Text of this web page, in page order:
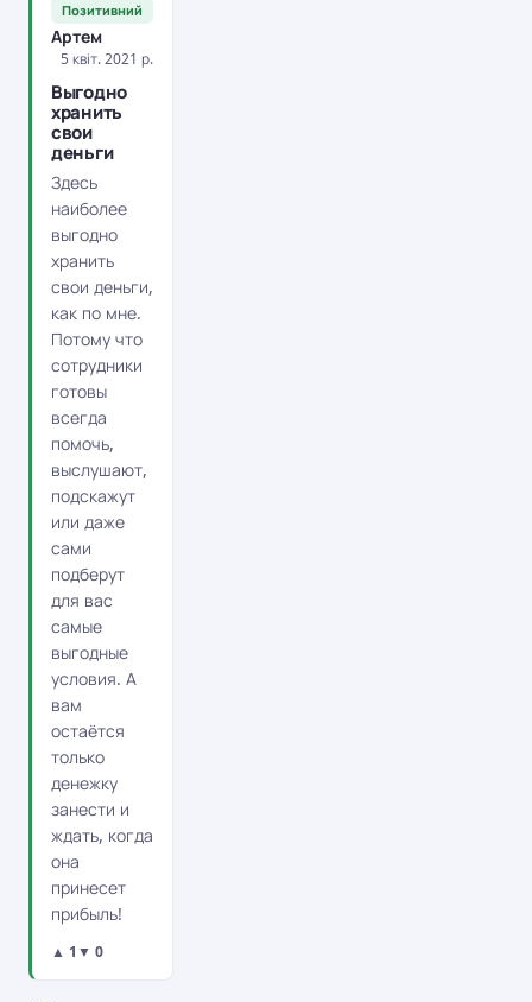
Позитивний
Артем
5 квіт. 2021 р.
Выгодно
хранить
свои
деньги
Здесь
наиболее
выгодно
хранить
свои деньги,
как по мне.
Потому что
сотрудники
готовы
всегда
помочь,
выслушают,
подскажут
или даже
сами
подберут
для вас
самые
выгодные
условия. А
вам
остаётся
только
денежку
занести и
ждать, когда
она
принесет
прибыль!
▲ 1 ▼ 0